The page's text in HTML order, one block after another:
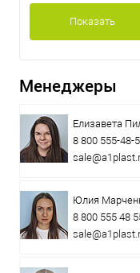
Показать
Менеджеры
Елизавета
8 800 555-48-
Юлия
8 800 555 48